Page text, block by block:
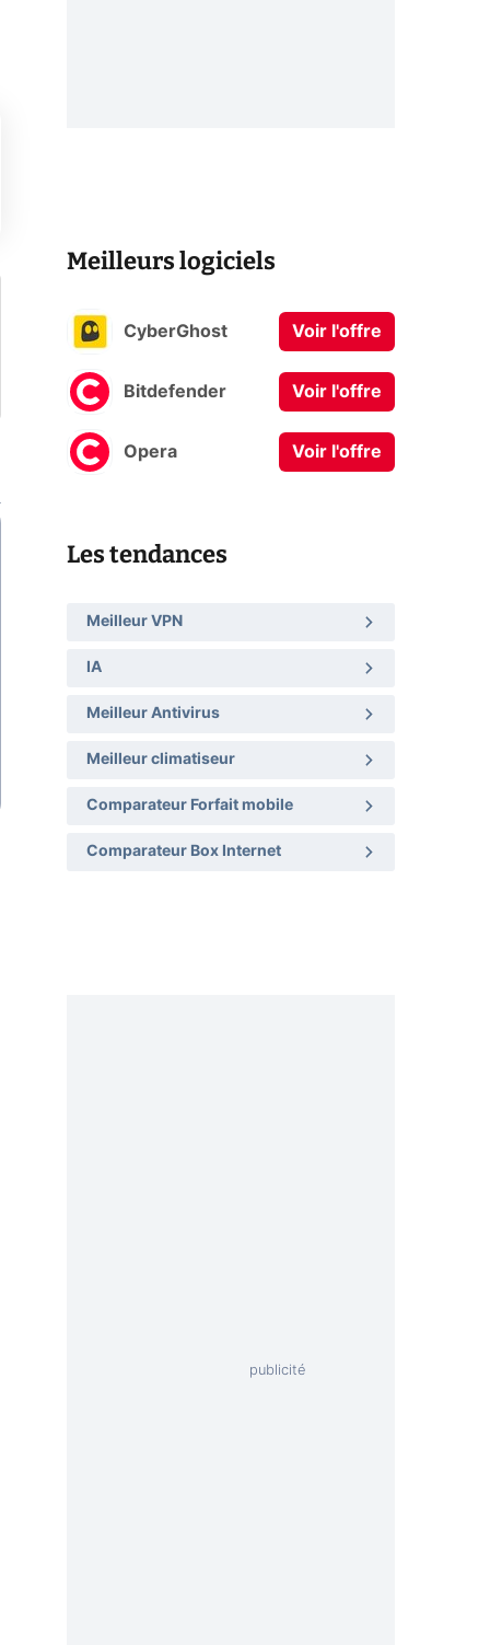
Meilleurs logiciels
CyberGhost Voir l'offre
Bitdefender Voir l'offre
Opera Voir l'offre
Les tendances
Meilleur VPN
IA
Meilleur Antivirus
Meilleur climatiseur
Comparateur Forfait mobile
Comparateur Box Internet